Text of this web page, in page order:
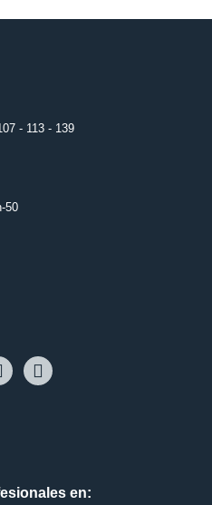
- 113 - 139
50
en: